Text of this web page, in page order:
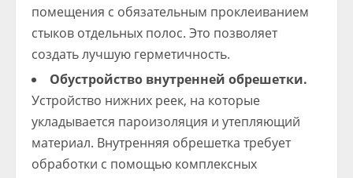
помещения с обязательным проклеиванием
стыков отдельных полос. Это позволяет
создать лучшую герметичность.
Обустройство внутренней обрешетки.
Устройство нижних реек, на которые
укладывается пароизоляция и утепляющий
материал. Внутренняя обрешетка требует
обработки с помощью комплексных